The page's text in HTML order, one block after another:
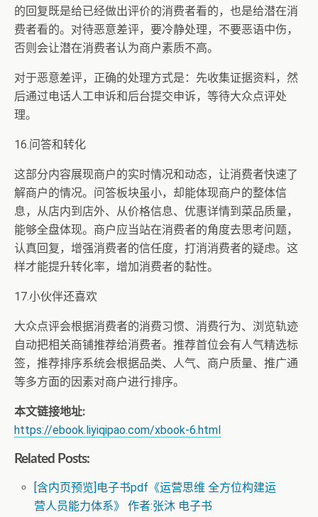
的回复既是给已经做出评价的消费者看的，也是给潜在消
费者看的。对待恶意差评，要冷静处理，不要恶语中伤，
否则会让潜在消费者认为商户素质不高。
对于恶意差评，正确的处理方式是：先收集证据资料，然
后通过电话人工申诉和后台提交申诉，等待大众点评处
理。
16.问答和转化
这部分内容展现商户的实时情况和动态，让消费者快速了
解商户的情况。问答板块虽小，却能体现商户的整体信
息，从店内到店外、从价格信息、优惠详情到菜品质量，
能够全盘体现。商户应当站在消费者的角度去思考问题，
认真回复，增强消费者的信任度，打消消费者的疑虑。这
样才能提升转化率，增加消费者的黏性。
17.小伙伴还喜欢
大众点评会根据消费者的消费习惯、消费行为、浏览轨迹
自动把相关商铺推荐给消费者。推荐首位会有人气精选标
签，推荐排序系统会根据品类、人气、商户质量、推广通
等多方面的因素对商户进行排序。
本文链接地址:
https://ebook.liyiqipao.com/xbook-6.html
Related Posts:
[含内页预览]电子书pdf《运营思维 全方位构建运
营人员能力体系》 作者:张沐 电子书